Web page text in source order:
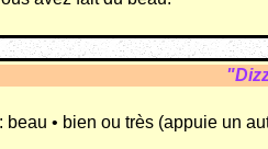
: beau • bien ou très (appuie un